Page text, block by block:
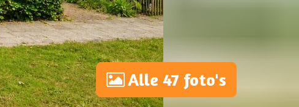
Alle 47 foto's